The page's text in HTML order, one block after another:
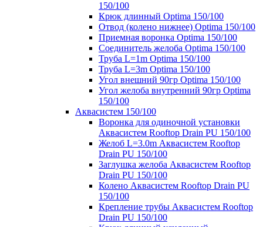
150/100
Крюк длинный Optima 150/100
Отвод (колено нижнее) Optima 150/100
Приемная воронка Optima 150/100
Соединитель желоба Optima 150/100
Труба L=1m Optima 150/100
Труба L=3m Optima 150/100
Угол внешний 90гр Optima 150/100
Угол желоба внутренний 90гр Optima
150/100
Аквасистем 150/100
Воронка для одиночной установки
Аквасистем Rooftop Drain PU 150/100
Желоб L=3.0m Аквасистем Rooftop
Drain PU 150/100
Заглушка желоба Аквасистем Rooftop
Drain PU 150/100
Колено Аквасистем Rooftop Drain PU
150/100
Крепление трубы Аквасистем Rooftop
Drain PU 150/100